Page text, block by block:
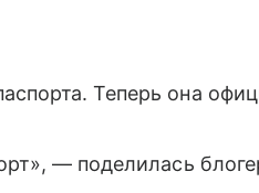
Теперь она
— поделилась